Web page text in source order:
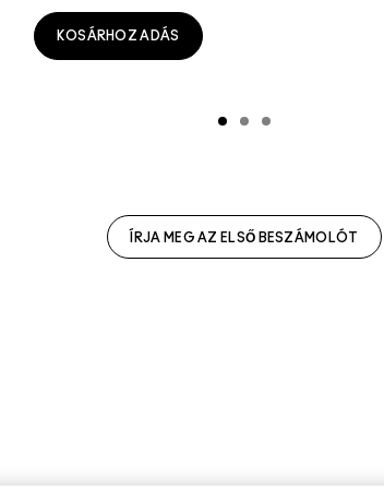
KOSÁRHOZ ADÁS
ÍRJA MEG AZ ELSŐ BESZÁMOLÓT